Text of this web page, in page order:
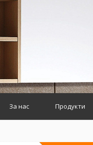
За нас Продукти